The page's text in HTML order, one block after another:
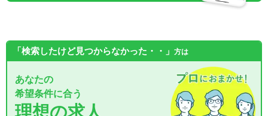
「検索したけど見つからなかった・・」 方は
あなたの
希望条件に合う
理想の求人